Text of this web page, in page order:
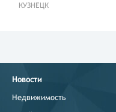
КУЗНЕЦК
Новости
Недвижимость